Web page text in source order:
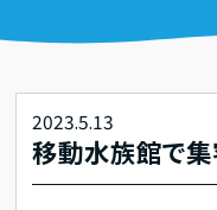
2023.5.13
移動水族館で集